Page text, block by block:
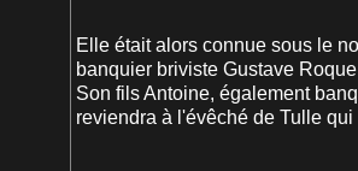
Elle était alors connue sous le
banquier briviste Gustave
Son fils Antoine, également
reviendra à l'évêché de Tulle